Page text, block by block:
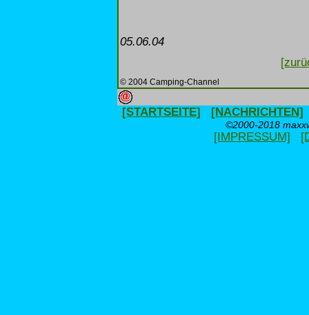
05.06.04
© 2004 Camping-Channel
[STARTSEITE] [NACHRICHTEN]
©2000-2018
[IMPRESSUM]